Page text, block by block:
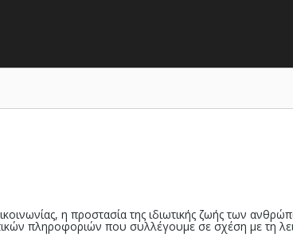
η προστασία της ιδιωτικής ζωής των
πληροφοριών που συλλέγουμε σε σχέση με τη